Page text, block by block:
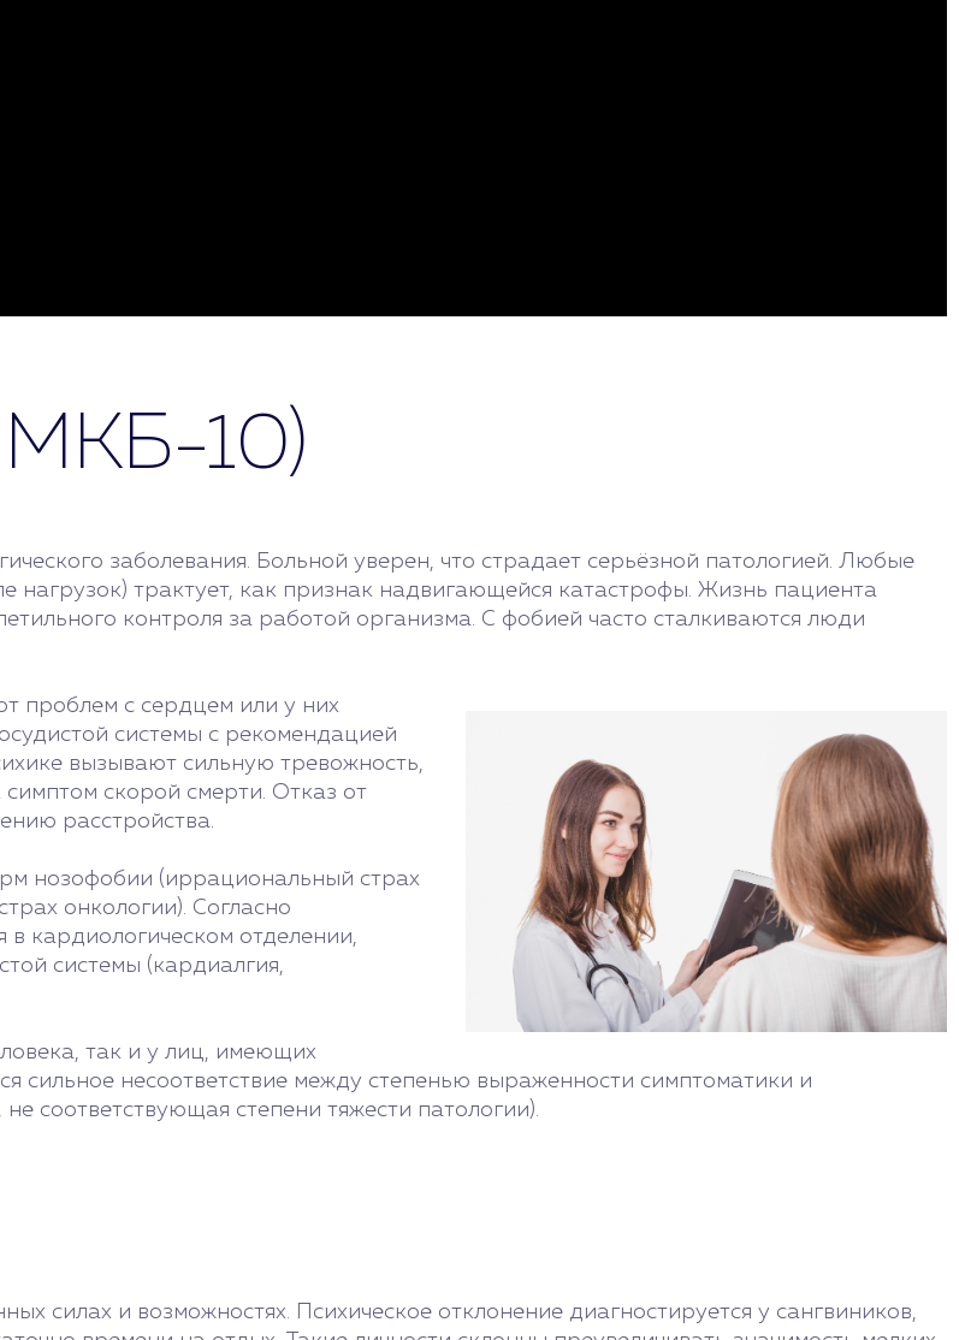
МКБ-10)
заболевания. Больной уверен, что страдает серьёзной патологией. Любые
нагрузок) трактует, как признак надвигающейся катастрофы. Жизнь пациента
контроля за работой организма. С фобией часто сталкиваются люди
проблем с сердцем или у них
системы с рекомендацией
вызывают сильную тревожность,
скорой смерти. Отказ от
расстройства.
нозофобии (иррациональный страх
онкологии). Согласно
кардиологическом отделении,
системы (кардиалгия,
так и у лиц, имеющих
сильное несоответствие между степенью выраженности симптоматики и
соответствующая степени тяжести патологии).
силах и возможностях. Психическое отклонение диагностируется у сангвиников,